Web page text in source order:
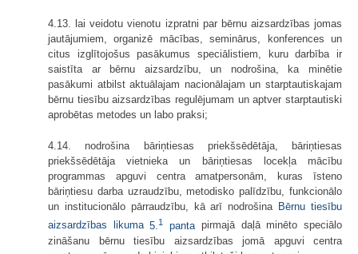
4.13. lai veidotu vienotu izpratni par bērnu aizsardzības jomas
jautājumiem, organizē mācības, seminārus, konferences un
citus izglītojošus pasākumus speciālistiem, kuru darbība ir
saistīta ar bērnu aizsardzību, un nodrošina, ka minētie
pasākumi atbilst aktuālajam nacionālajam un starptautiskajam
bērnu tiesību aizsardzības regulējumam un aptver starptautiski
aprobētas metodes un labo praksi;
4.14. nodrošina bāriņtiesas priekšsēdētāja, bāriņtiesas
priekšsēdētāja vietnieka un bāriņtiesas locekļa mācību
programmas apguvi centra amatpersonām, kuras īsteno
bāriņtiesu darba uzraudzību, metodisko palīdzību, funkcionālo
un institucionālo pārraudzību, kā arī nodrošina Bērnu tiesību
aizsardzības likuma 5.1 panta pirmajā daļā minēto speciālo
zināšanu bērnu tiesību aizsardzības jomā apguvi centra